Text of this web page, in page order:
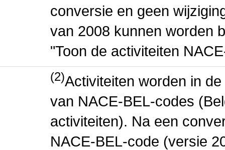
conversie en geen
van 2008 kunnen worden
"Toon de activiteiten
(2)Activiteiten worden in
van NACE-BEL-codes
activiteiten). Na een
NACE-BEL-code (versie